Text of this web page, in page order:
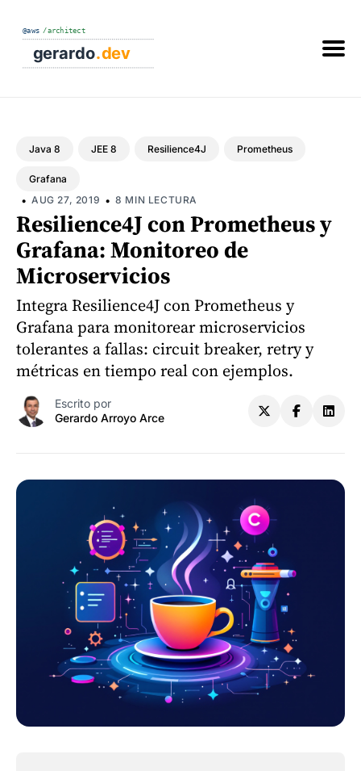
blog
Java 8 JEE 8 Resilience4J Prometheus
Grafana
• AUG 27, 2019 • 8 MIN LECTURA
Resilience4J con Prometheus y
Grafana: Monitoreo de
Microservicios
Integra Resilience4J con Prometheus y
Grafana para monitorear microservicios
tolerantes a fallas: circuit breaker, retry y
métricas en tiempo real con ejemplos.
Escrito por
Gerardo Arroyo Arce